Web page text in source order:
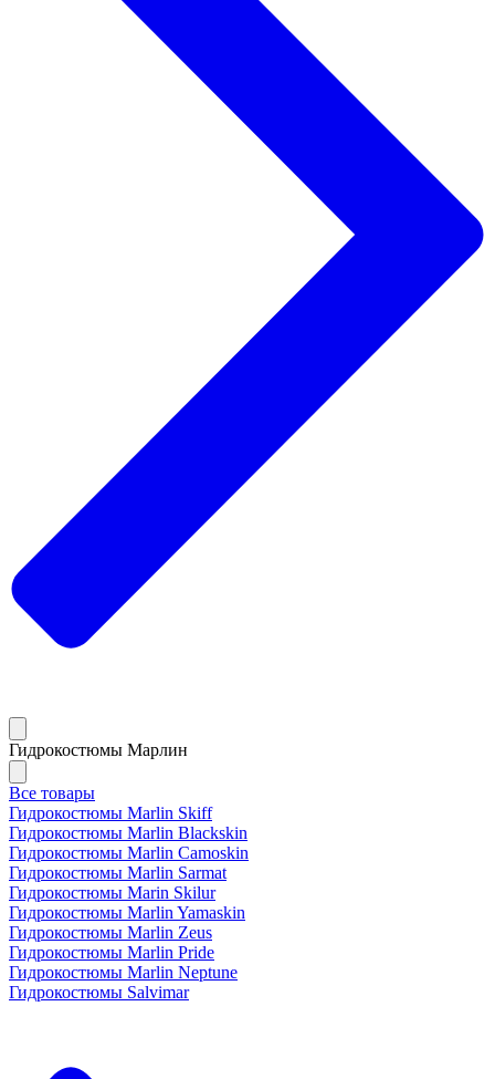
Гидрокостюмы Марлин
Все товары
Гидрокостюмы Marlin Skiff
Гидрокостюмы Marlin Blackskin
Гидрокостюмы Marlin Camoskin
Гидрокостюмы Marlin Sarmat
Гидрокостюмы Marin Skilur
Гидрокостюмы Marlin Yamaskin
Гидрокостюмы Marlin Zeus
Гидрокостюмы Marlin Pride
Гидрокостюмы Marlin Neptune
Гидрокостюмы Salvimar